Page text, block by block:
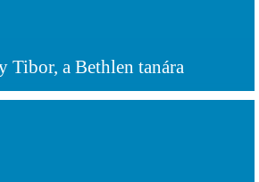
Tibor, a Bethlen tanára